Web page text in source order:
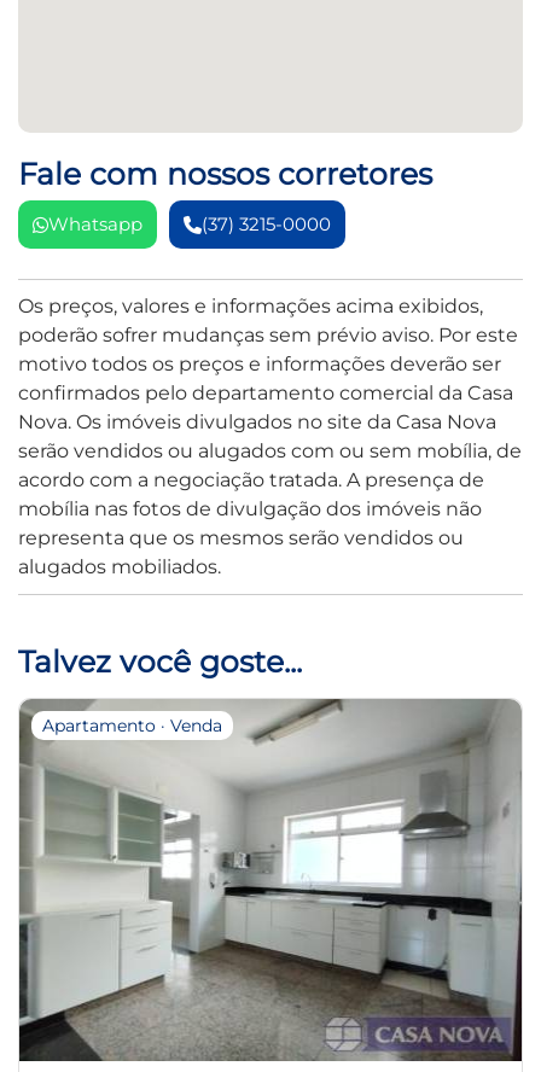
Fale com nossos corretores
Whatsapp (37) 3215-0000
Os preços, valores e informações acima exibidos,
poderão sofrer mudanças sem prévio aviso. Por este
motivo todos os preços e informações deverão ser
confirmados pelo departamento comercial da Casa
Nova. Os imóveis divulgados no site da Casa Nova
serão vendidos ou alugados com ou sem mobília, de
acordo com a negociação tratada. A presença de
mobília nas fotos de divulgação dos imóveis não
representa que os mesmos serão vendidos ou
alugados mobiliados.
Talvez você goste...
Apartamento · Venda